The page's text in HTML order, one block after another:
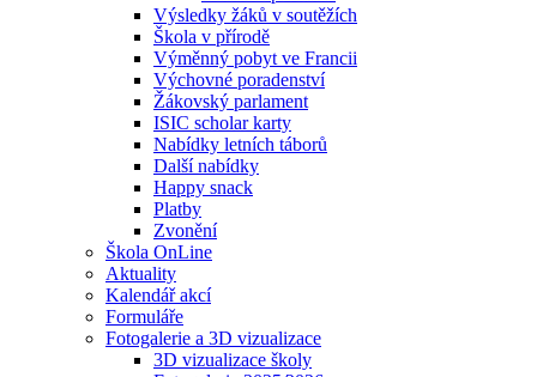
Výsledky žáků v soutěžích
Škola v přírodě
Výměnný pobyt ve Francii
Výchovné poradenství
Žákovský parlament
ISIC scholar karty
Nabídky letních táborů
Další nabídky
Happy snack
Platby
Zvonění
Škola OnLine
Aktuality
Kalendář akcí
Formuláře
Fotogalerie a 3D vizualizace
3D vizualizace školy